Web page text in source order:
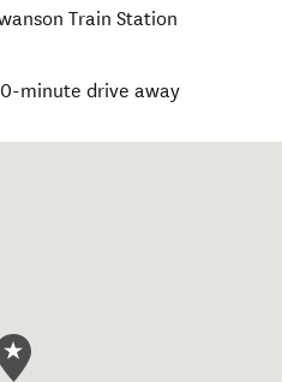
Train Station
minute drive away